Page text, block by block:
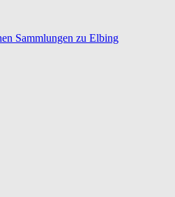
Sammlungen zu Elbing